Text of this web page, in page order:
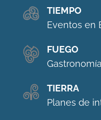
TIEMPO
Eventos en
FUEGO
TIERRA
Planes de